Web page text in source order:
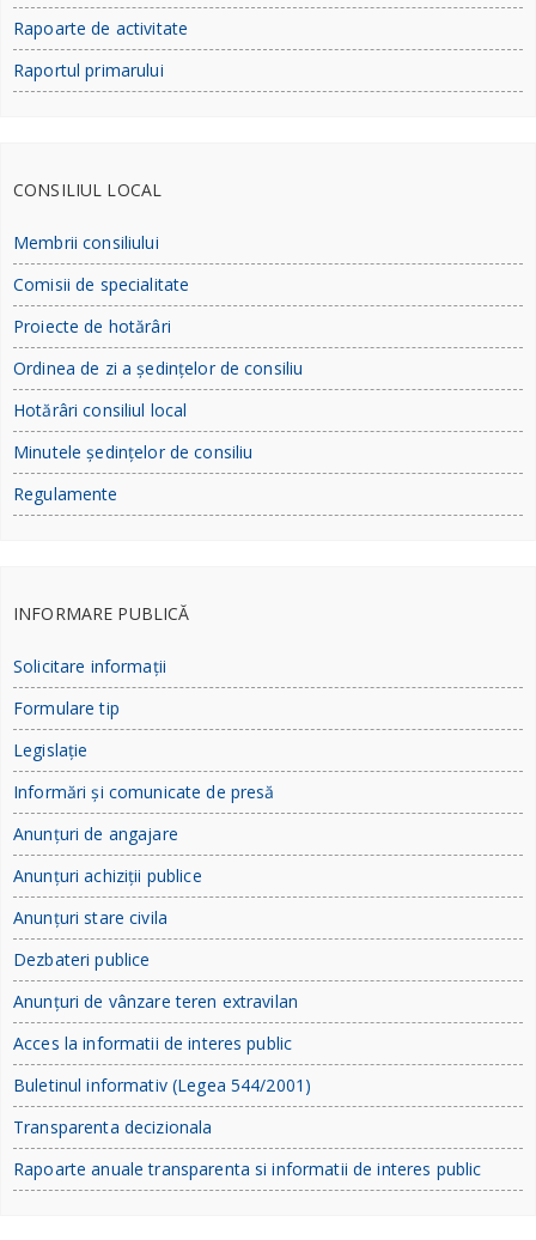
Rapoarte de activitate
Raportul primarului
CONSILIUL LOCAL
Membrii consiliului
Comisii de specialitate
Proiecte de hotărâri
Ordinea de zi a ședințelor de consiliu
Hotărâri consiliul local
Minutele ședințelor de consiliu
Regulamente
INFORMARE PUBLICĂ
Solicitare informații
Formulare tip
Legislație
Informări și comunicate de presă
Anunțuri de angajare
Anunțuri achiziții publice
Anunțuri stare civila
Dezbateri publice
Anunțuri de vânzare teren extravilan
Acces la informatii de interes public
Buletinul informativ (Legea 544/2001)
Transparenta decizionala
Rapoarte anuale transparenta si informatii de interes public